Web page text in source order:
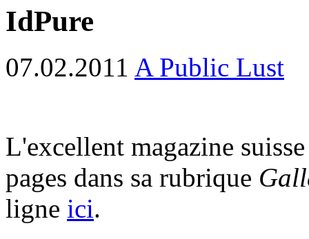
IdPure
07.02.2011 A Public Lust
L'excellent magazine
pages dans sa rubrique
ligne ici.